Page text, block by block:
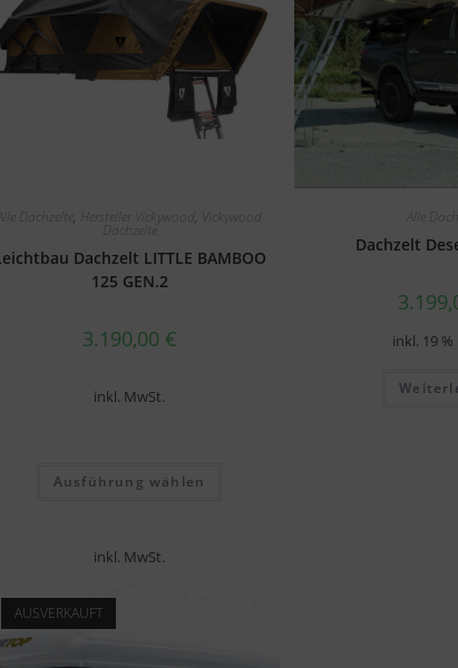
Dachzelte Hersteller Vickywood Vickywood
Dachzelte
Dachzelt LITTLE BAMBOO
125 GEN.2
3.190,00 €
inkl. MwSt.
Ausführung wählen
Alle
Dachzelt
inkl. 19 %
inkl. MwSt.
AUSVERKAUFT